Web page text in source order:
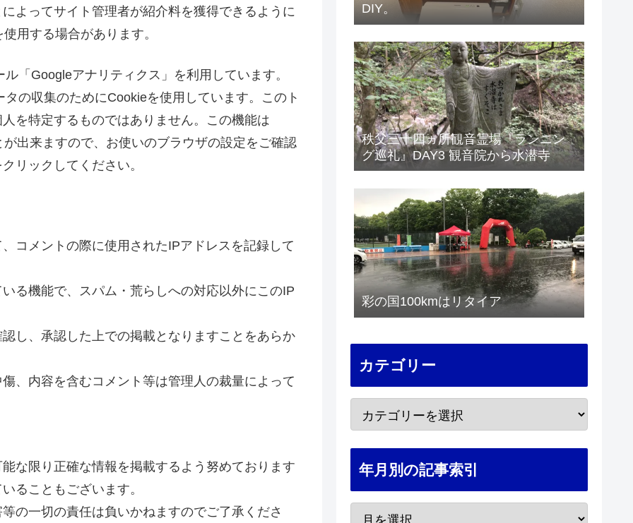
よってサイト管理者が紹介料を獲得できるように
用する場合があります。
「Googleアナリティクス」を利用しています。
の収集のためにCookieを使用しています。このト
を特定するものではありません。この機能は
出来ますので、お使いのブラウザの設定をご確認
クリックしてください。
コメントの際に使用されたIPアドレスを記録して
る機能で、スパム・荒らしへの対応以外にこのIP
し、承認した上での掲載となりますことをあらか
、内容を含むコメント等は管理人の裁量によって
な限り正確な情報を掲載するよう努めております
ることもございます。
の一切の責任は負いかねますのでご了承くださ
DIY。
秩父三十四ヵ所観音霊場『ランニン
グ巡礼』DAY3 観音院から水潜寺
彩の国100kmはリタイア
カテゴリー
年月別の記事索引